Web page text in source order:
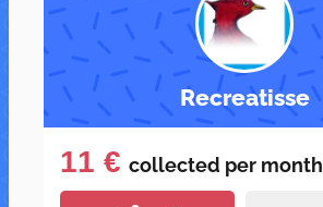
Recreatisse
11 € collected per month